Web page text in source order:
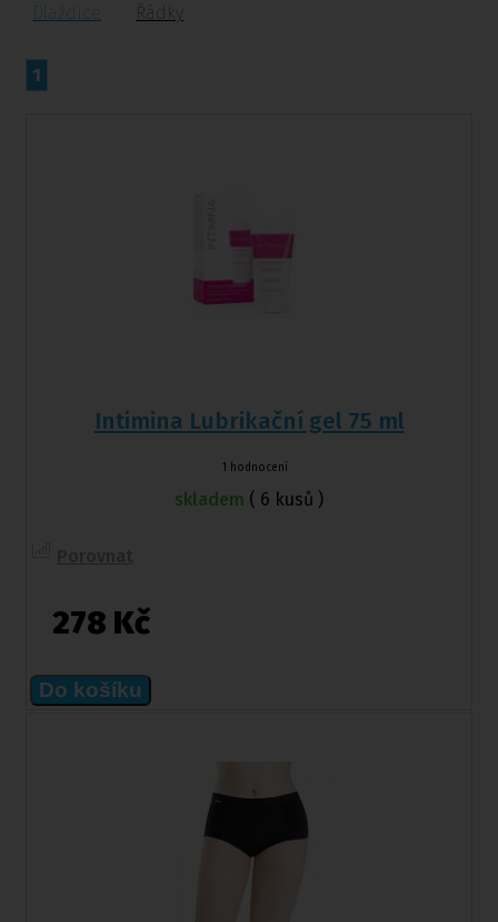
Dlaždice Řádky
1
Intimina Lubrikační gel 75 ml
1 hodnocení
skladem ( 6 kusů )
278 Kč
Do košíku